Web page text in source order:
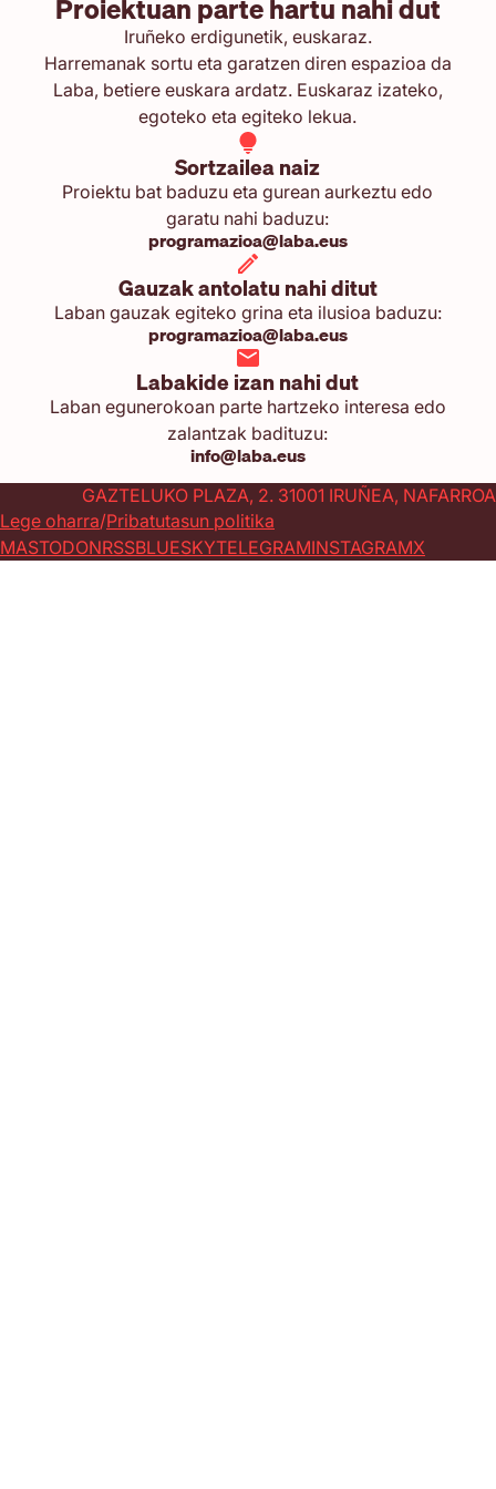
Proiektuan parte hartu nahi dut
Iruñeko erdigunetik, euskaraz.
Harremanak sortu eta garatzen diren espazioa da
Laba, betiere euskara ardatz. Euskaraz izateko,
egoteko eta egiteko lekua.
Sortzailea naiz
Proiektu bat baduzu eta gurean aurkeztu edo
garatu nahi baduzu:
programazioa@laba.eus
Gauzak antolatu nahi ditut
Laban gauzak egiteko grina eta ilusioa baduzu:
programazioa@laba.eus
Labakide izan nahi dut
Laban egunerokoan parte hartzeko interesa edo
zalantzak badituzu:
info@laba.eus
GAZTELUKO PLAZA, 2. 31001 IRUÑEA, NAFARROA
Lege oharra Pribatutasun politika
MASTODONRSSBLUESKYTELEGRAMINSTAGRAMX